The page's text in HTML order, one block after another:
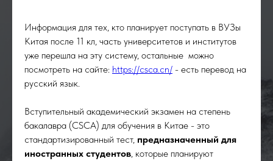
Информация для тех, кто планирует поступать в ВУЗы
Китая после 11 кл, часть университетов и институтов
уже перешла на эту систему, остальные можно
посмотреть на сайте: https://csca.cn/ - есть перевод на
русский язык.
Вступительный академический экзамен на степень
бакалавра (CSCA) для обучения в Китае - это
стандартизированный тест, предназначенный для
иностранных студентов, которые планируют